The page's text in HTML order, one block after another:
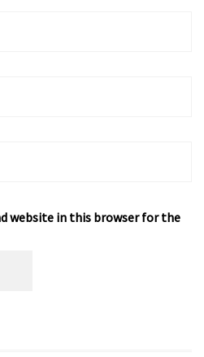
website in this browser for the